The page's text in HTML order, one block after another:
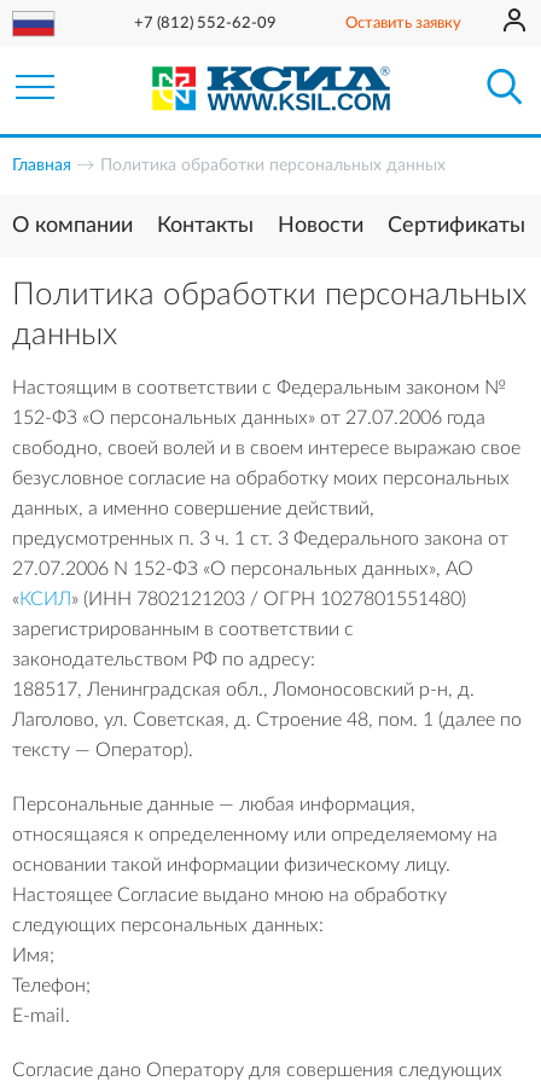
+7 (812) 552-62-09 Оставить заявку
Главная Политика обработки персональных данных
О компании Контакты Новости Сертификаты
Политика обработки персональных
данных
Настоящим в соответствии с Федеральным законом №
152-ФЗ «О персональных данных» от 27.07.2006 года
свободно, своей волей и в своем интересе выражаю свое
безусловное согласие на обработку моих персональных
данных, а именно совершение действий,
предусмотренных п. 3 ч. 1 ст. 3 Федерального закона от
27.07.2006 N 152-ФЗ «О персональных данных», АО
«КСИЛ» (ИНН 7802121203 / ОГРН 1027801551480)
зарегистрированным в соответствии с
законодательством РФ по адресу:
188517, Ленинградская обл., Ломоносовский р-н, д.
Лаголово, ул. Советская, д. Строение 48, пом. 1 (далее по
тексту — Оператор).
Персональные данные — любая информация,
относящаяся к определенному или определяемому на
основании такой информации физическому лицу.
Настоящее Согласие выдано мною на обработку
следующих персональных данных:
Имя;
Телефон;
E-mail.
Согласие дано Оператору для совершения следующих